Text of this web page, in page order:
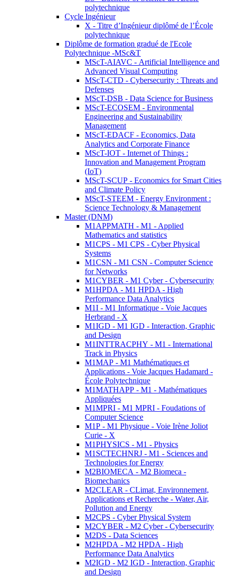
polytechnique
Cycle Ingénieur
X - Titre d’Ingénieur diplômé de l’École
polytechnique
Diplôme de formation gradué de l'Ecole
Polytechnique -MSc&T
MScT-AIAVC - Artificial Intelligence and
Advanced Visual Computing
MScT-CTD - Cybersecurity : Threats and
Defenses
MScT-DSB - Data Science for Business
MScT-ECOSEM - Environmental
Engineering and Sustainability
Management
MScT-EDACF - Economics, Data
Analytics and Corporate Finance
MScT-IOT - Internet of Things :
Innovation and Management Program
(IoT)
MScT-SCUP - Economics for Smart Cities
and Climate Policy
MScT-STEEM - Energy Environment :
Science Technology & Management
Master (DNM)
M1APPMATH - M1 - Applied
Mathematics and statistics
M1CPS - M1 CPS - Cyber Physical
Systems
M1CSN - M1 CSN - Computer Science
for Networks
M1CYBER - M1 Cyber - Cybersecurity
M1HPDA - M1 HPDA - High
Performance Data Analytics
M1I - M1 Informatique - Voie Jacques
Herbrand - X
M1IGD - M1 IGD - Interaction, Graphic
and Design
M1INTTRACPHY - M1 - International
Track in Physics
M1MAP - M1 Mathématiques et
Applications - Voie Jacques Hadamard -
École Polytechnique
M1MATHAPP - M1 - Mathématiques
Appliquées
M1MPRI - M1 MPRI - Foudations of
Computer Science
M1P - M1 Physique - Voie Irène Joliot
Curie - X
M1PHYSICS - M1 - Physics
M1SCTECHNRJ - M1 - Sciences and
Technologies for Energy
M2BIOMECA - M2 Biomeca -
Biomechanics
M2CLEAR - CLimat, Environnement,
Applications et Recherche - Water, Air,
Pollution and Energy
M2CPS - Cyber Physical System
M2CYBER - M2 Cyber - Cybersecurity
M2DS - Data Sciences
M2HPDA - M2 HPDA - High
Performance Data Analytics
M2IGD - M2 IGD - Interaction, Graphic
and Design